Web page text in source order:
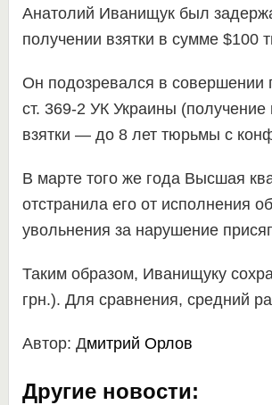
Анатолий Иванищук был
получении взятки в сумме $100
Он подозревался в совершении
ст. 369-2 УК Украины
взятки — до 8 лет тюрьмы с
В марте того же года Высшая
отстранила его от исполнения
увольнения за нарушение
Таким образом, Иванищуку
грн.). Для сравнения, средний
Автор: Дмитрий Орлов
Другие новости: